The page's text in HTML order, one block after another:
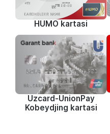
HUMO kartasi
Uzcard-UnionPay
Kobeydjing kartasi